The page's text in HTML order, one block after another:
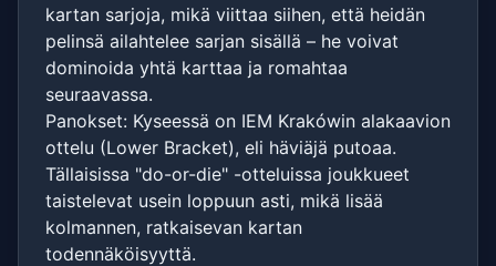
kartan sarjoja, mikä viittaa siihen, että heidän
pelinsä ailahtelee sarjan sisällä – he voivat
dominoida yhtä karttaa ja romahtaa
seuraavassa.
Panokset: Kyseessä on IEM Krakówin alakaavion
ottelu (Lower Bracket), eli häviäjä putoaa.
Tällaisissa "do-or-die" -otteluissa joukkueet
taistelevat usein loppuun asti, mikä lisää
kolmannen, ratkaisevan kartan
todennäköisyyttä.